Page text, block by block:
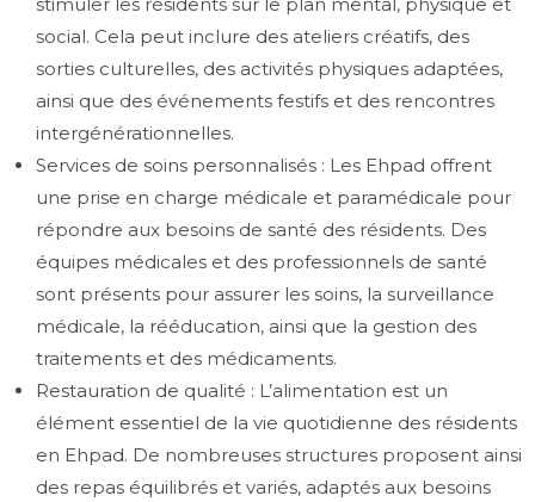
social. Cela peut inclure des ateliers créatifs, des
sorties culturelles, des activités physiques adaptées,
ainsi que des événements festifs et des rencontres
intergénérationnelles.
Services de soins personnalisés : Les Ehpad offrent
une prise en charge médicale et paramédicale pour
répondre aux besoins de santé des résidents. Des
équipes médicales et des professionnels de santé
sont présents pour assurer les soins, la surveillance
médicale, la rééducation, ainsi que la gestion des
traitements et des médicaments.
Restauration de qualité : L’alimentation est un
élément essentiel de la vie quotidienne des résidents
en Ehpad. De nombreuses structures proposent ainsi
des repas équilibrés et variés, adaptés aux besoins